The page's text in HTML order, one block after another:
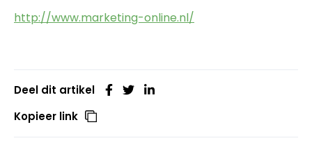
http://www.marketing-online.nl/
Deel dit artikel
Kopieer link